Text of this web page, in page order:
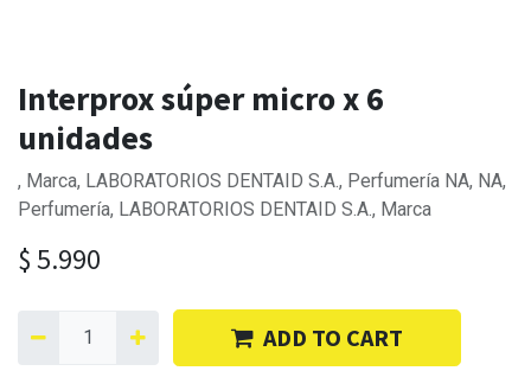
Interprox súper micro x 6
unidades
, Marca, LABORATORIOS DENTAID S.A., Perfumería NA, NA,
Perfumería, LABORATORIOS DENTAID S.A., Marca
$ 5.990
ADD TO CART